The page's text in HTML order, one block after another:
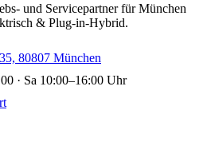
und Servicepartner für München
& Plug-in-Hybrid.
80807 München
· Sa 10:00–16:00 Uhr